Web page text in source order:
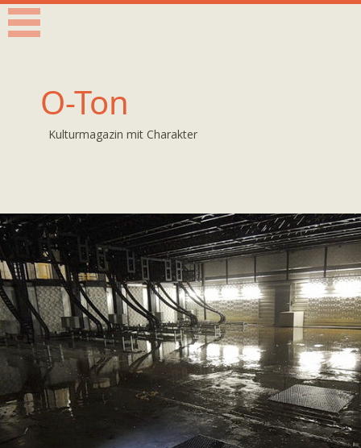
O-Ton
Kulturmagazin mit Charakter